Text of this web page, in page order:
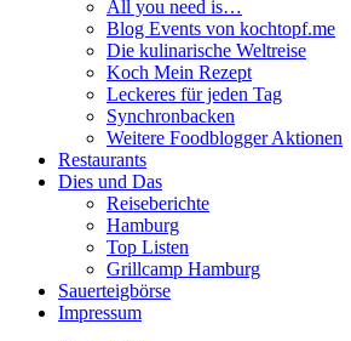
All you need is…
Blog Events von kochtopf.me
Die kulinarische Weltreise
Koch Mein Rezept
Leckeres für jeden Tag
Synchronbacken
Weitere Foodblogger Aktionen
Restaurants
Dies und Das
Reiseberichte
Hamburg
Top Listen
Grillcamp Hamburg
Sauerteigbörse
Impressum